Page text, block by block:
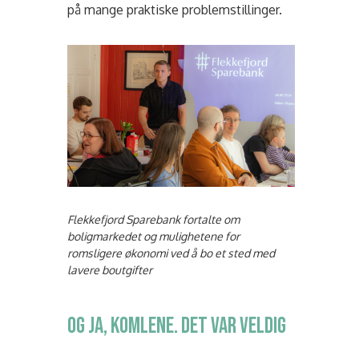
på mange praktiske problemstillinger.
Flekkefjord Sparebank fortalte om
boligmarkedet og mulighetene for
romsligere økonomi ved å bo et sted med
lavere boutgifter
OG JA, KOMLENE. DET VAR VELDIG